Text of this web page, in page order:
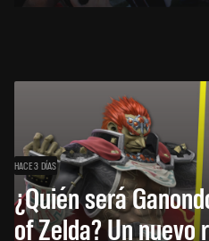
HACE 3 DÍAS
¿Quién será
of Zelda? Un